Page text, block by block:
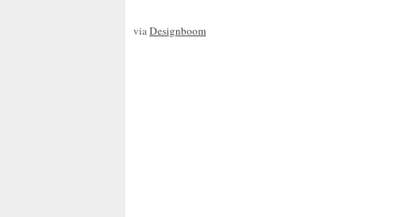
viaDesignboom